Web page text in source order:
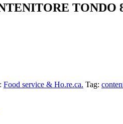
TONDO
Food service & Ho.re.ca. Tag: